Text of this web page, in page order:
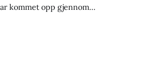
kommet opp gjennom
Atna